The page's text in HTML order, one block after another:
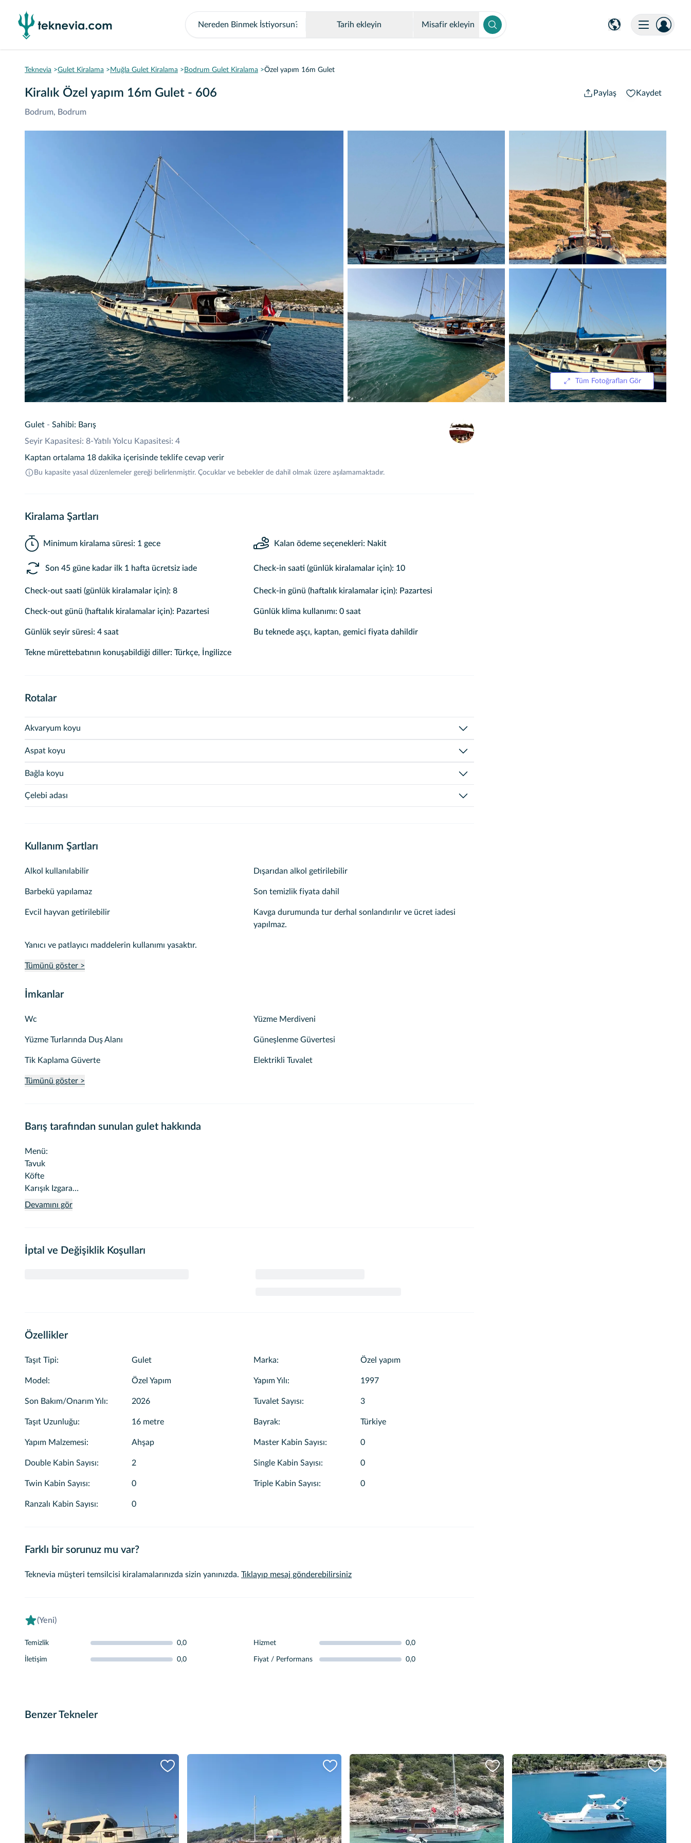
Tarih ekleyin Misafir ekleyin
Teknevia Gulet Kiralama Muğla Gulet Kiralama Bodrum Gulet Kiralama Özel yapım 16m Gulet
Kiralık Özel yapım 16m Gulet - 606 Paylaş Kaydet
Bodrum, Bodrum
Tüm Fotoğrafları Gör
Gulet - Sahibi: Barış
Seyir Kapasitesi: 8-Yatılı Yolcu Kapasitesi: 4
Kaptan ortalama 18 dakika içerisinde teklife cevap verir
Bu kapasite yasal düzenlemeler gereği belirlenmiştir. Çocuklar ve bebekler de dahil olmak üzere aşılamamaktadır.
Kiralama Şartları
Minimum kiralama süresi: 1 gece Kalan ödeme seçenekleri: Nakit
Son 45 güne kadar ilk 1 hafta ücretsiz iade Check-in saati (günlük kiralamalar için): 10
Check-out saati (günlük kiralamalar için): 8 Check-in günü (haftalık kiralamalar için): Pazartesi
Check-out günü (haftalık kiralamalar için): Pazartesi Günlük klima kullanımı: 0 saat
Günlük seyir süresi: 4 saat Bu teknede aşçı, kaptan, gemici fiyata dahildir
Tekne mürettebatının konuşabildiği diller: Türkçe, İngilizce
Rotalar
Akvaryum koyu
Aspat koyu
Bağla koyu
Çelebi adası
Kullanım Şartları
Alkol kullanılabilir Dışarıdan alkol getirilebilir
Barbekü yapılamaz Son temizlik fiyata dahil
Evcil hayvan getirilebilir
Kavga durumunda tur derhal sonlandırılır ve ücret iadesi
yapılmaz.
Yanıcı ve patlayıcı maddelerin kullanımı yasaktır.
Tümünü göster >
İmkanlar
Wc Yüzme Merdiveni
Yüzme Turlarında Duş Alanı Güneşlenme Güvertesi
Tik Kaplama Güverte Elektrikli Tuvalet
Tümünü göster >
Barış tarafından sunulan gulet hakkında
Menü:
Tavuk
Köfte
Karışık Izgara
Makarna
Yoğurtlu Semiz Otu
Devamını gör
İptal ve Değişiklik Koşulları
Özellikler
Taşıt Tipi: Gulet Marka: Özel yapım
Model : Özel Yapım Yapım Yılı: 1997
Son Bakım/Onarım Yılı: 2026 Tuvalet Sayısı: 3
Taşıt Uzunluğu: 16 metre Bayrak: Türkiye
Yapım Malzemesi: Ahşap Master Kabin Sayısı: 0
Double Kabin Sayısı: 2 Single Kabin Sayısı: 0
Twin Kabin Sayısı: 0 Triple Kabin Sayısı: 0
Ranzalı Kabin Sayısı: 0
Farklı bir sorunuz mu var?
Teknevia müşteri temsilcisi kiralamalarınızda sizin yanınızda. Tıklayıp mesaj gönderebilirsiniz
(Yeni)
Temizlik 0,0 Hizmet 0,0
İletişim 0,0 Fiyat / Performans 0,0
Benzer Tekneler